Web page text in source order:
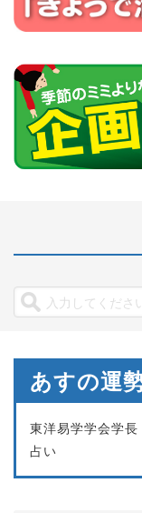
あすの運
東洋易学学会学
占い